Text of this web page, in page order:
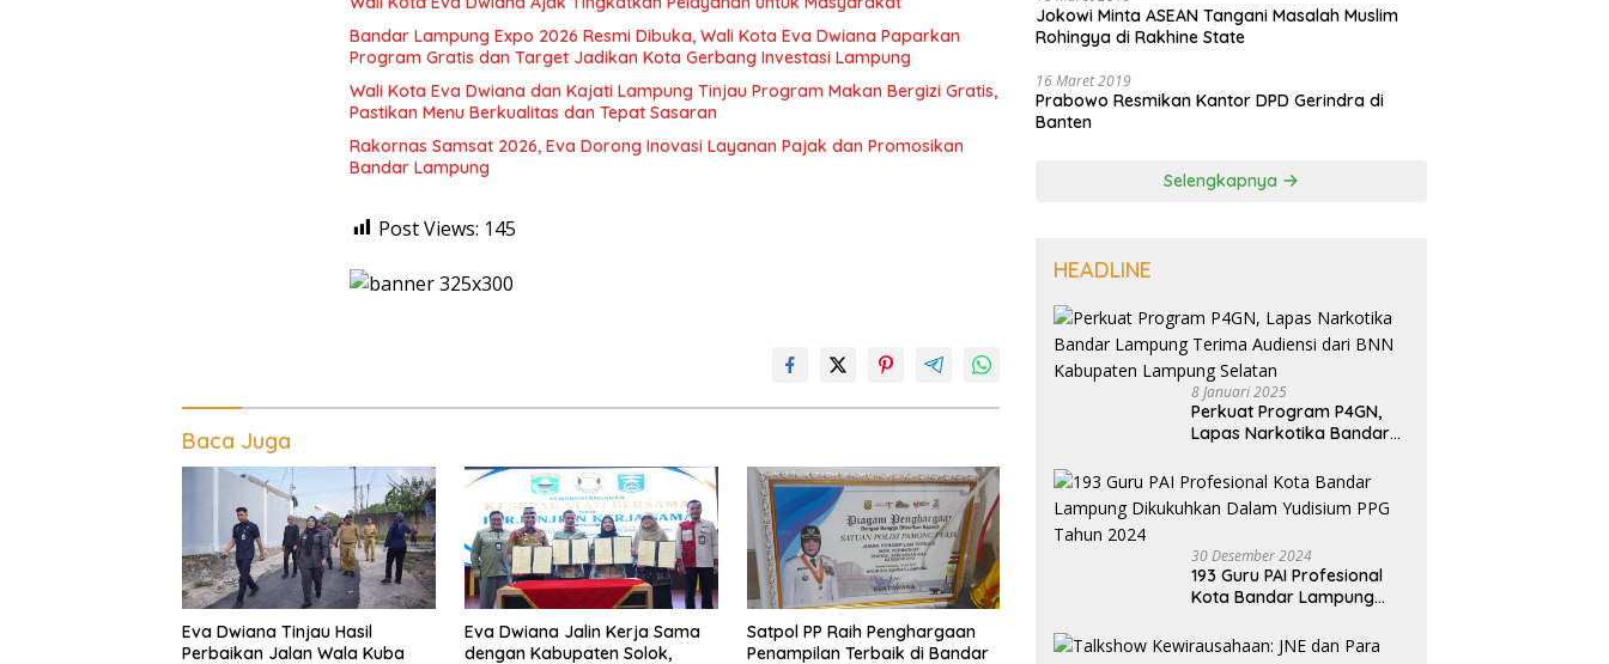
Bandar Lampung Expo 2026 Resmi Dibuka, Wali Kota Eva Dwiana Paparkan
Program Gratis dan Target Jadikan Kota Gerbang Investasi Lampung
Wali Kota Eva Dwiana dan Kajati Lampung Tinjau Program Makan Bergizi Gratis,
Pastikan Menu Berkualitas dan Tepat Sasaran
Rakornas Samsat 2026, Eva Dorong Inovasi Layanan Pajak dan Promosikan
Bandar Lampung
Post Views: 145
Baca Juga
Eva Dwiana Tinjau Hasil
Perbaikan Jalan Wala Kuba
Eva Dwiana Jalin Kerja Sama
dengan Kabupaten Solok,
Satpol PP Raih Penghargaan
Penampilan Terbaik di Bandar
Jokowi Minta ASEAN Tangani Masalah Muslim
Rohingya di Rakhine State
16 Maret 2019
Prabowo Resmikan Kantor DPD Gerindra di
Banten
Selengkapnya
HEADLINE
8 Januari 2025
Perkuat Program P4GN,
Lapas Narkotika Bandar
dari BNN Kabupaten
Lampung Selatan
30 Desember 2024
193 Guru PAI Profesional
Kota Bandar Lampung
Yudisium PPG Tahun 2024